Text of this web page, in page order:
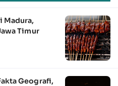
Madura,
Timur
Geografi,